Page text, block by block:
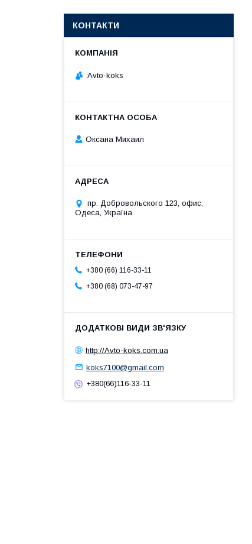
КОНТАКТИ
Avto-koks
Оксана Михаил
пр. Добровольского 123, офис,
Одеса, Україна
+380 (66) 116-33-11
+380 (68) 073-47-97
http://Avto-koks.com.ua
koks7100@gmail.com
+380(66)116-33-11